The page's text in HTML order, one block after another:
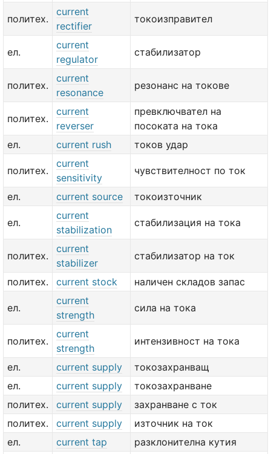
политех.
current
rectifier
токоизправител
ел.
current
regulator
стабилизатор
политех.
current
resonance
резонанс на токове
политех.
current
reverser
превключвател на
посоката на тока
ел.
current rush токов удар
политех.
current
sensitivity
чувствителност по ток
ел. current source токоизточник
ел.
current
stabilization
стабилизация на тока
политех.
current
stabilizer
стабилизатор на ток
политех. current stock наличен складов запас
ел.
current
strength
сила на тока
политех.
current
strength
интензивност на тока
ел. current supply
токозахранващ
ел.
current supply
токозахранване
политех.
current supply
захранване с ток
политех.
current supply
източник на ток
ел.
current tap
разклонителна кутия